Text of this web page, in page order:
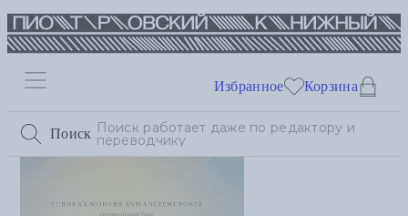
Поиск
Избранное Корзина